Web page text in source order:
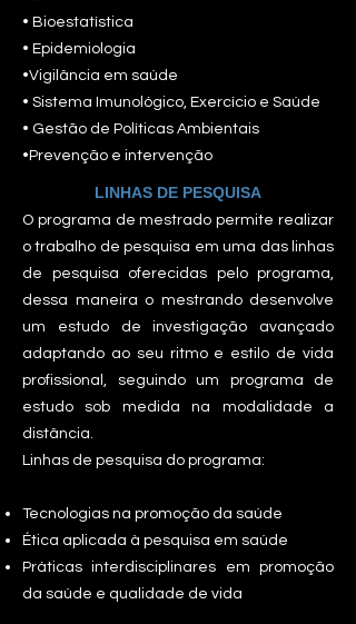
• Bioestatística
• Epidemiologia
•Vigilância em saúde
• Sistema Imunológico, Exercício e Saúde
• Gestão de Políticas Ambientais
•Prevenção e intervenção
LINHAS DE PESQUISA
O programa de mestrado permite realizar
o trabalho de pesquisa em uma das linhas
de pesquisa oferecidas pelo programa,
dessa maneira o mestrando desenvolve
um estudo de investigação avançado
adaptando ao seu ritmo e estilo de vida
profissional, seguindo um programa de
estudo sob medida na modalidade a
distância.
Linhas de pesquisa do programa:
Tecnologias na promoção da saúde
Ética aplicada à pesquisa em saúde
Práticas interdisciplinares em promoção
da saúde e qualidade de vida